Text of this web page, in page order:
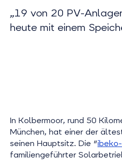
„19 von 20 PV-
heute mit einem
In Kolbermoor, rund 50
München, hat einer der
seinen Hauptsitz. Die "
familiengeführter